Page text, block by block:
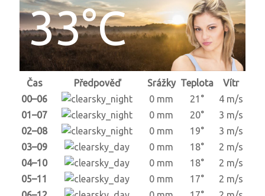
33°C
Čas Předpověď Srážky Teplota
Vítr
00–06
0 mm 21°
4 m/s
01–07
0 mm 20°
3 m/s
02–08
0 mm 19°
3 m/s
03–09
0 mm 18°
2 m/s
04–10
0 mm 18°
2 m/s
05–11
0 mm 17°
2 m/s